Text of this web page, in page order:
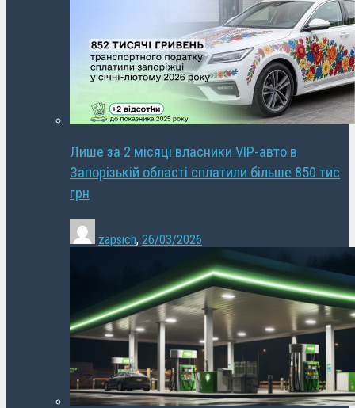
Лише за 2 місяці власники VIP-авто в
Запорізькій області сплатили більше 850 тис
грн
zapsich, 26/03/2026